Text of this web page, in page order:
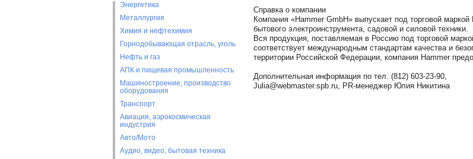
Энергетика
Металлургия
Химия и нефтехимия
Горнодобывающая отрасль, уголь
Нефть и газ
АПК и пищевая промышленность
Машиностроение, производство
оборудования
Транспорт
Авиация, аэрокосмическая
индустрия
Авто/Мото
Аудио, видео, бытовая техника
Справка о компании
Компания «Hammer GmbH» выпускает под торговой
бытового электроинструмента, садовой и силовой техники.
Вся продукция, поставляемая в Россию под торговой
соответствует международным стандартам качества и
территории Российской Федерации, компания Hammer
Дополнительная информация по тел. (812) 603-23-90,
Julia@webmaster.spb.ru, PR-менеджер Юлия Никитина